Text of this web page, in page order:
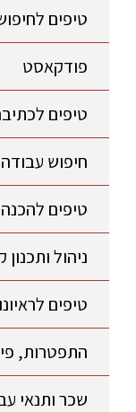
טיפים
פודקאסט
טיפים
חיפוש
טיפים
ניהול ותכנון
טיפים
התפטרות,
שכר ותנאי